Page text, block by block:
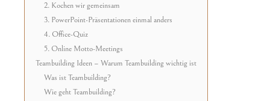
2. Kochen wir gemeinsam
3. PowerPoint-Präsentationen einmal anders
4. Office-Quiz
5. Online Motto-Meetings
Teambuilding Ideen – Warum Teambuilding wichtig ist
Was ist Teambuilding?
Wie geht Teambuilding?